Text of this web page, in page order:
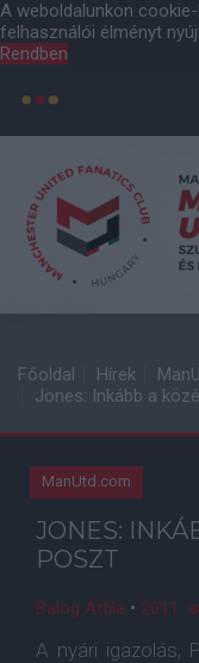
A weboldalunkon
felhasználói élményt
Rendben
Főoldal Hírek
Jones: Inkább a
ManUtd.com
JONES:
POSZT
Balog Attila • 2011.
A nyári igazolás,